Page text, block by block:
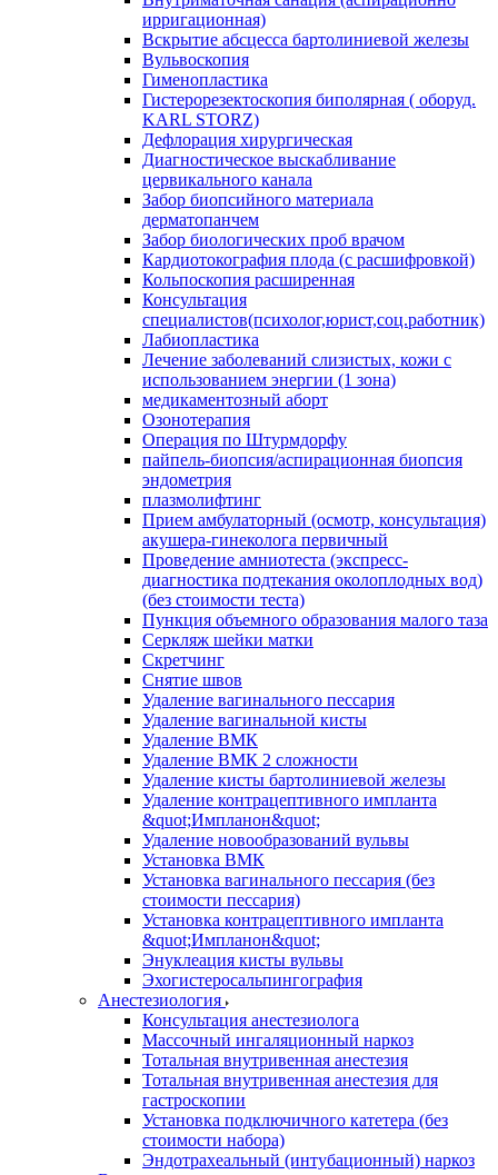
ирригационная)
Вскрытие абсцесса бартолиниевой железы
Вульвоскопия
Гименопластика
Гистерорезектоскопия биполярная ( оборуд.
KARL STORZ)
Дефлорация хирургическая
Диагностическое выскабливание
цервикального канала
Забор биопсийного материала
дерматопанчем
Забор биологических проб врачом
Кардиотокография плода (с расшифровкой)
Кольпоскопия расширенная
Консультация
специалистов(психолог,юрист,соц.работник)
Лабиопластика
Лечение заболеваний слизистых, кожи с
использованием энергии (1 зона)
медикаментозный аборт
Озонотерапия
Операция по Штурмдорфу
пайпель-биопсия/аспирационная биопсия
эндометрия
плазмолифтинг
Прием амбулаторный (осмотр, консультация)
акушера-гинеколога первичный
Проведение амниотеста (экспресс-
диагностика подтекания околоплодных вод)
(без стоимости теста)
Пункция объемного образования малого таза
Серкляж шейки матки
Скретчинг
Снятие швов
Удаление вагинального пессария
Удаление вагинальной кисты
Удаление ВМК
Удаление ВМК 2 сложности
Удаление кисты бартолиниевой железы
Удаление контрацептивного импланта
&quot;Импланон&quot;
Удаление новообразований вульвы
Установка ВМК
Установка вагинального пессария (без
стоимости пессария)
Установка контрацептивного импланта
&quot;Импланон&quot;
Энуклеация кисты вульвы
Эхогистеросальпингография
Анестезиология
Консультация анестезиолога
Массочный ингаляционный наркоз
Тотальная внутривенная анестезия
Тотальная внутривенная анестезия для
гастроскопии
Установка подключичного катетера (без
стоимости набора)
Эндотрахеальный (интубационный) наркоз